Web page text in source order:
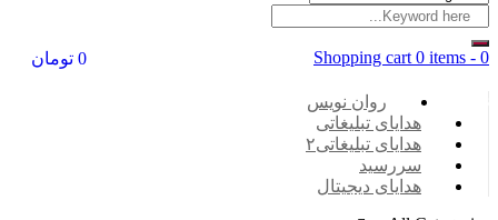
Shopping cart 0 items -
0 تومان 0
Categories
روان نویس
هدایای تبلیغاتی
هدایای تبلیغاتی۲
سررسید
هدایای دیجیتال